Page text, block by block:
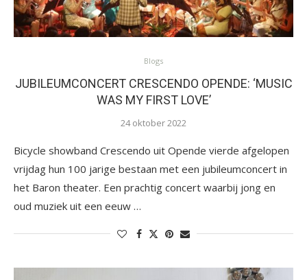
Blogs
JUBILEUMCONCERT CRESCENDO OPENDE: ‘MUSIC
WAS MY FIRST LOVE’
24 oktober 2022
Bicycle showband Crescendo uit Opende vierde afgelopen
vrijdag hun 100 jarige bestaan met een jubileumconcert in
het Baron theater. Een prachtig concert waarbij jong en
oud muziek uit een eeuw …